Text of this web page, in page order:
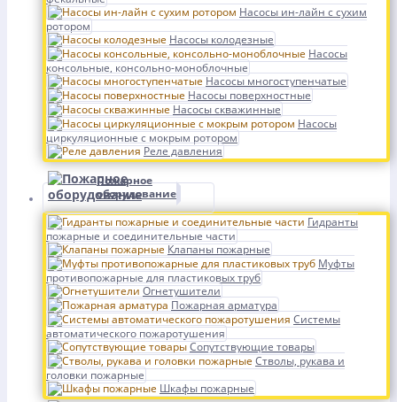
Насосы ин-лайн с сухим
ротором
Насосы колодезные
Насосы
консольные, консольно-моноблочные
Насосы многоступенчатые
Насосы поверхностные
Насосы скважинные
Насосы
циркуляционные с мокрым ротором
Реле давления
Пожарное
оборудование
Гидранты
пожарные и соединительные части
Клапаны пожарные
Муфты
противопожарные для пластиковых труб
Огнетушители
Пожарная арматура
Системы
автоматического пожаротушения
Сопутствующие товары
Стволы, рукава и
головки пожарные
Шкафы пожарные